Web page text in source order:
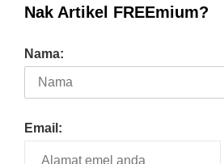
Nak Artikel FREEmium?
Nama:
Email: